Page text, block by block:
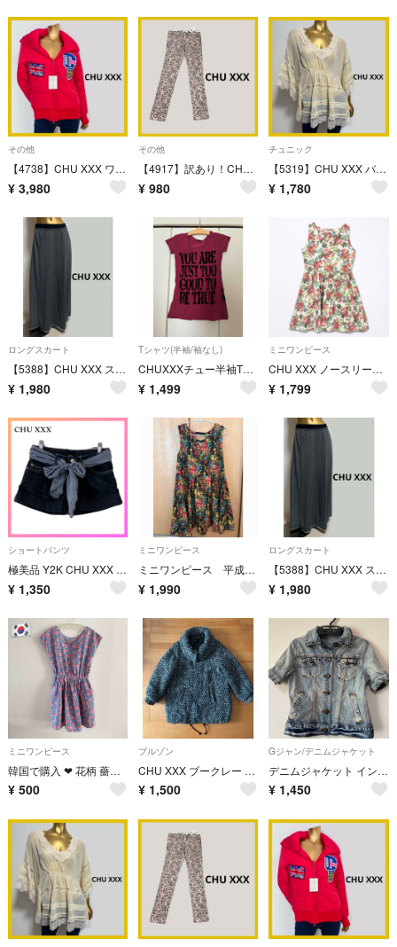
その他
【4738】CHU XXX ワッペン ジャケット レッド M
¥ 3,980
その他
【4917】訳あり！CHU XXX バラ柄 スキニーパンツ L ピンク
¥ 980
チュニック
【5319】CHU XXX バタフライ チュニック M アイボリー
¥ 1,780
ロングスカート
【5388】CHU XXX スウェット ロングスカート F グレー
¥ 1,980
Tシャツ(半袖/袖なし)
CHUXXXチュー半袖Tシャツチュニックカットソー ボルドー ロゴプリント
¥ 1,499
ミニワンピース
CHU XXX ノースリーブ ミニワンピース 白 アイボリー ローズ 花柄 総柄
¥ 1,799
ショートパンツ
極美品 Y2K CHU XXX チュウ ストライプリボン付き デニムショートパンツ 25インチ 平成ギャル風
¥ 1,350
ミニワンピース
ミニワンピース 平成ギャル chuxxx
¥ 1,990
ロングスカート
【5388】CHU XXX スウェット ロングスカート F グレー
¥ 1,980
ミニワンピース
韓国で購入 ❤︎ 花柄 薔薇 ドット ミニ ワンピース ウエストゴム 半袖 美品
¥ 500
ブルゾン
CHU XXX ブークレー コート
¥ 1,500
Gジャン/デニムジャケット
デニムジャケット インディゴ Mサイズ
¥ 1,450